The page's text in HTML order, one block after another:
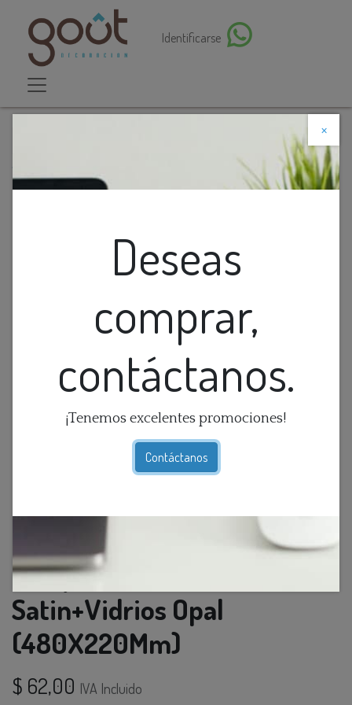
Identificarse
×
Deseas
comprar,
contáctanos.
¡Tenemos excelentes promociones!
Contáctanos
Descuento web
Lamp. Mesa 3L G9 Metal Satin+Vidrios Opal
Lamp. Mesa 3L G9 Metal
Satin+Vidrios Opal
(480X220Mm)
$ 62,00 IVA Incluido